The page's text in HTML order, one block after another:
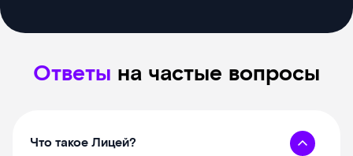
Ответы на частые вопросы
Что такое Лицей?